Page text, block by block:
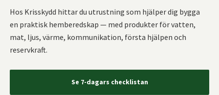
Hos Krisskydd hittar du utrustning som hjälper dig bygga
en praktisk hemberedskap — med produkter för vatten,
mat, ljus, värme, kommunikation, första hjälpen och
reservkraft.
Se 7-dagars checklistan